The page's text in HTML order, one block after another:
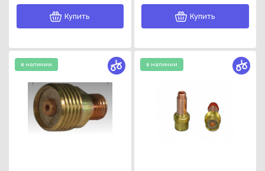
Купить Купить
в наличии в наличии